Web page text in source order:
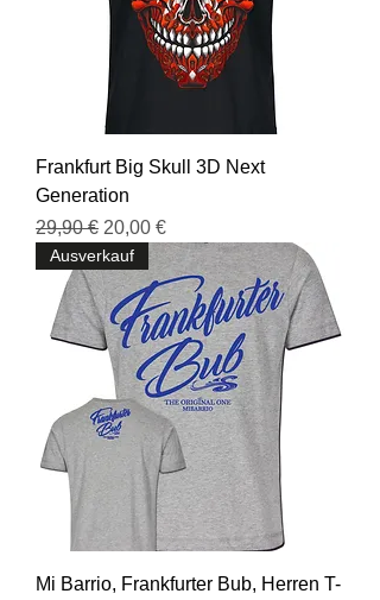
Frankfurt Big Skull 3D Next
Generation
Standardpreis
29,90 € Sale-Preis
20,00 €
Ausverkauf
Mi Barrio, Frankfurter Bub, Herren T-